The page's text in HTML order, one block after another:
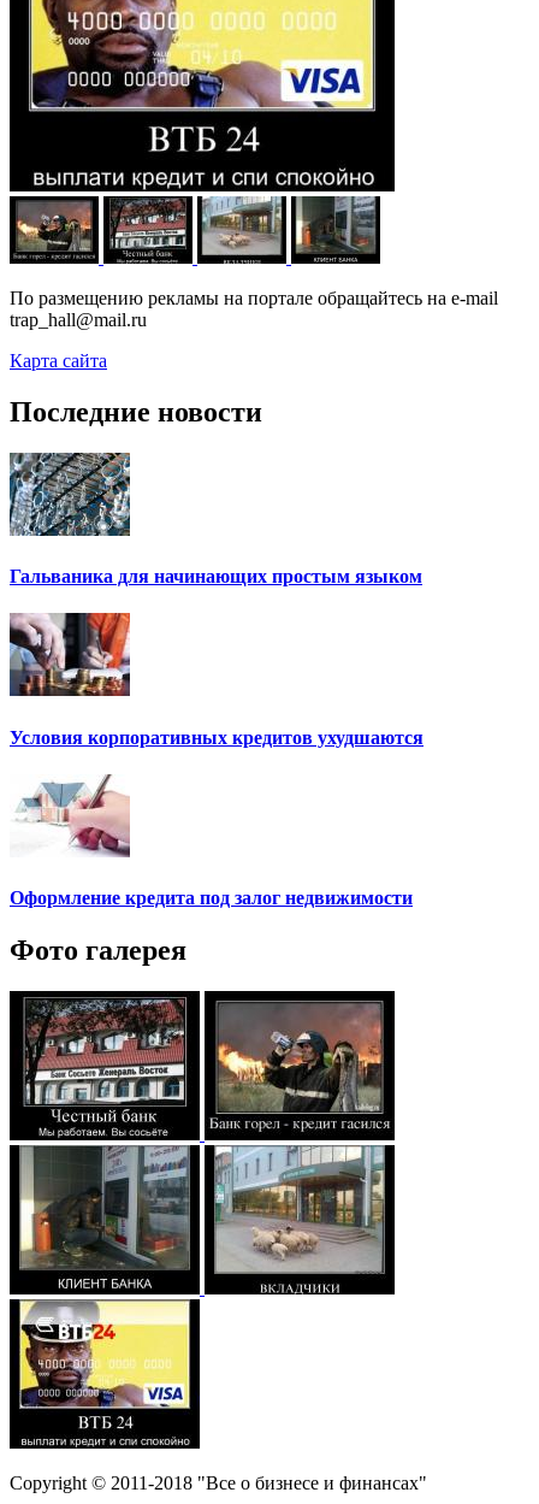
По размещению рекламы на портале обращайтесь на e-mail
trap_hall@mail.ru
Карта сайта
Последние новости
Гальваника для начинающих простым языком
Условия корпоративных кредитов ухудшаются
Оформление кредита под залог недвижимости
Фото галерея
Copyright © 2011-2018 "Все о бизнесе и финансах"